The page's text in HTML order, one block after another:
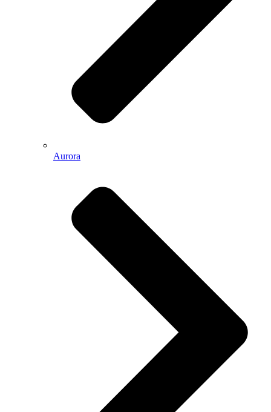
Aurora